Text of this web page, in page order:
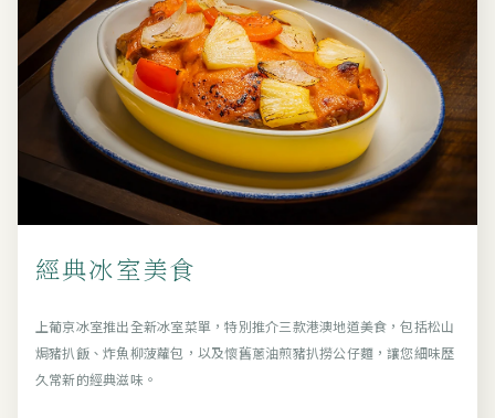
經典冰室美食
上葡京冰室推出全新冰室菜單，特別推介三款港澳地道美食，包括松山
焗豬扒飯、炸魚柳菠蘿包，以及懷舊蔥油煎豬扒撈公仔麵，讓您細味歷
久常新的經典滋味。